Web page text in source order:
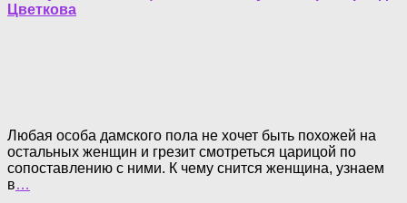
Цветкова
Любая особа дамского пола не хочет быть похожей на
остальных женщин и грезит смотреться царицой по
сопоставлению с ними. К чему снится женщина, узнаем
в…